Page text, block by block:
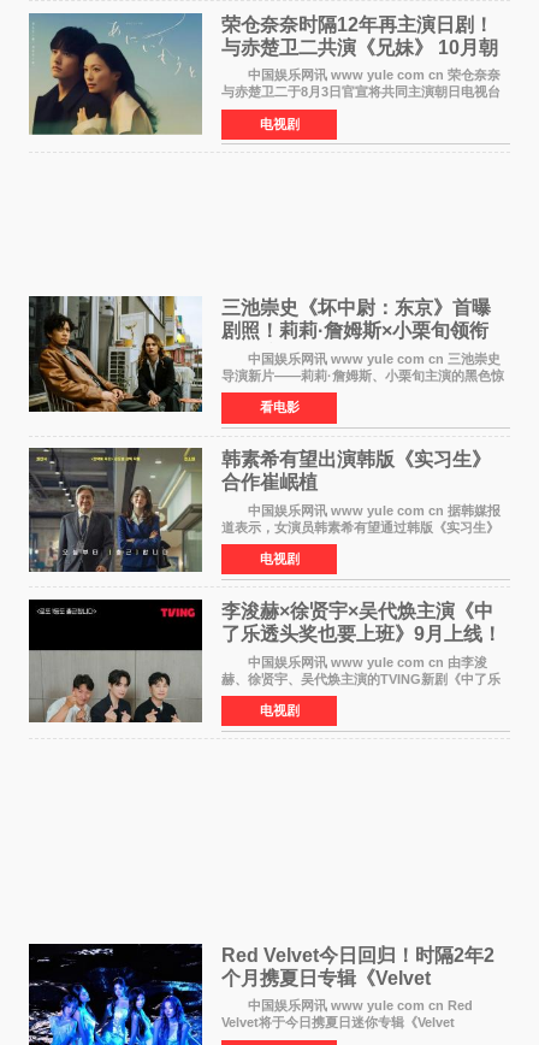
荣仓奈奈时隔12年再主演日剧！
与赤楚卫二共演《兄妹》 10月朝
日新档开播
中国娱乐网讯 www yule com cn 荣仓奈奈
与赤楚卫二于8月3日官宣将共同主演朝日电视台
日剧《兄妹》（10月开播，每周六晚10点播
出）。这也是荣仓奈奈继TBS剧集《为了N》之
后，暌违12年再度担
电视剧
三池崇史《坏中尉：东京》首曝
剧照！莉莉·詹姆斯×小栗旬领衔
黑色惊悚再升级
中国娱乐网讯 www yule com cn 三池崇史
导演新片——莉莉·詹姆斯、小栗旬主演的黑色惊
悚电影《坏中尉：东京》首曝剧照。继阿贝尔·费
拉拉&times;哈威·凯特尔的1992年《坏中尉》和
沃纳·赫
看电影
韩素希有望出演韩版《实习生》
合作崔岷植
中国娱乐网讯 www yule com cn 据韩媒报
道表示，女演员韩素希有望通过韩版《实习生》
回归荧幕，合作前辈演员崔岷植。 根据消息
表示，演员韩素希目前已经结束了电视剧《Y计
划》的拍摄工
电视剧
李浚赫×徐贤宇×吴代焕主演《中
了乐透头奖也要上班》9月上线！
TVING先网后台
中国娱乐网讯 www yule com cn 由李浚
赫、徐贤宇、吴代焕主演的TVING新剧《中了乐
透头奖也要上班》定档9月10日播出，随后于9月
14日起登陆tvN月火档，实现先网后台双平台播出
模式。 本剧改
电视剧
Red Velvet今日回归！时隔2年2
个月携夏日专辑《Velvet
Summer》重启完整体活动
中国娱乐网讯 www yule com cn Red
Velvet将于今日携夏日迷你专辑《Velvet
Summer》时隔2年2个月重启完整体活动。这张